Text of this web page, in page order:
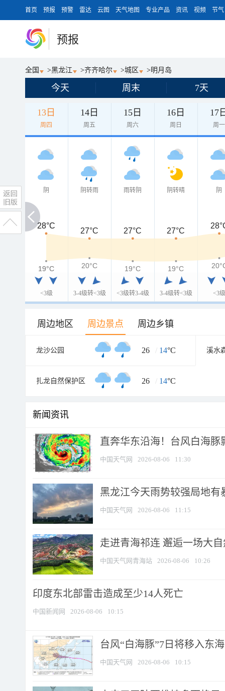
首页 预报 预警 雷达 云图 天气地图 专业产品 资讯 视频 节气
预报
全国 >黑龙江 >齐齐哈尔 >城区 >明月岛
今天 周末 7天
13日
周四
14日
周五
15日
周六
16日
周日
17
周一
阴
<3级
阴转雨
3-4级转<3级
雨转阴
<3级转3-4级
阴转晴
3-4级转<3级
阴
<3级
28°C
28°C
27°C 27°C 27°C
19°C
19°C 20°C 19°C 19°C
周边地区 周边景点 周边乡镇
龙沙公园 26 / 14°C 溪水
扎龙自然保护区 26 / 14°C
新闻资讯
直奔华东沿海！台风白海豚
中国天气网 2026-08-06 11:30
黑龙江今天雨势较强局地有
中国天气网 2026-08-06 11:15
走进青海祁连 邂逅一场大
中国天气网青海站 2026-08-06 10:26
印度东北部雷击造成至少14人死亡
中国新闻网 2026-08-06 10:15
台风“白海豚”7日将移入东
中国天气网 2026-08-06 10:15